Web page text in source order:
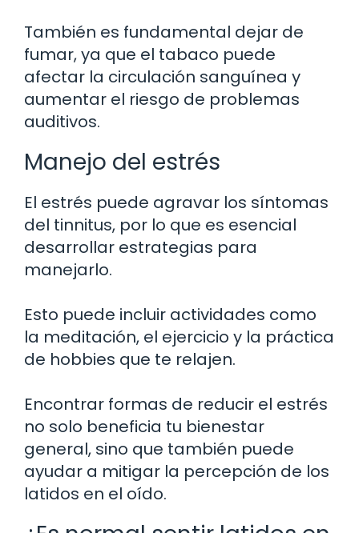
También es fundamental dejar de
fumar, ya que el tabaco puede
afectar la circulación sanguínea y
aumentar el riesgo de problemas
auditivos.
Manejo del estrés
El estrés puede agravar los síntomas
del tinnitus, por lo que es esencial
desarrollar estrategias para
manejarlo.
Esto puede incluir actividades como
la meditación, el ejercicio y la práctica
de hobbies que te relajen.
Encontrar formas de reducir el estrés
no solo beneficia tu bienestar
general, sino que también puede
ayudar a mitigar la percepción de los
latidos en el oído.